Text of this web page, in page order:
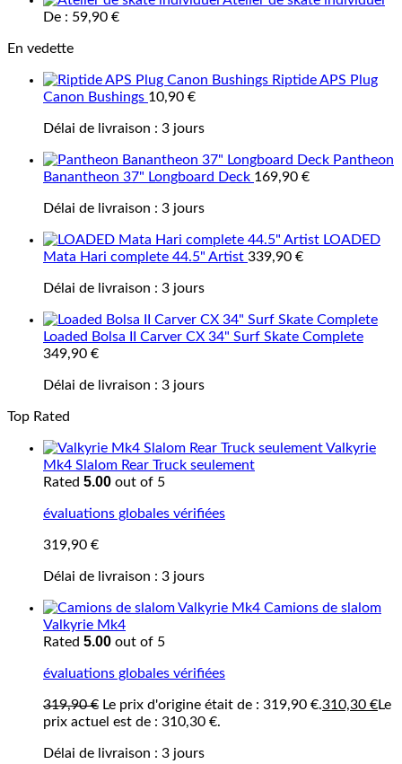
De : 59,90 €
En vedette
Riptide APS Plug
Canon Bushings 10,90 €
Délai de livraison : 3 jours
Pantheon
Banantheon 37" Longboard Deck 169,90 €
Délai de livraison : 3 jours
LOADED
Mata Hari complete 44.5" Artist 339,90 €
Délai de livraison : 3 jours
Loaded Bolsa II Carver CX 34" Surf Skate Complete
349,90 €
Délai de livraison : 3 jours
Top Rated
Valkyrie
Mk4 Slalom Rear Truck seulement
Rated 5.00 out of 5
évaluations globales vérifiées
319,90 €
Délai de livraison : 3 jours
Camions de slalom
Valkyrie Mk4
Rated 5.00 out of 5
évaluations globales vérifiées
319,90€ Le prix d'origine était de : 319,90 €.310,30 €Le
prix actuel est de : 310,30 €.
Délai de livraison : 3 jours